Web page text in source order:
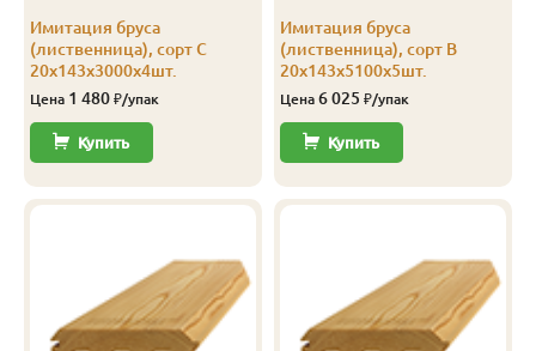
Имитация бруса
(лиственница), сорт С
20х143х3000х4шт.
Цена 1 480 ₽/упак
Купить
Имитация бруса
(лиственница), сорт В
20х143х5100х5шт.
Цена 6 025 ₽/упак
Купить